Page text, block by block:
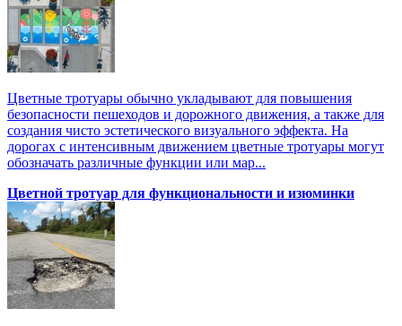
Цветные тротуары обычно укладывают для повышения
безопасности пешеходов и дорожного движения, а также для
создания чисто эстетического визуального эффекта. На
дорогах с интенсивным движением цветные тротуары могут
обозначать различные функции или мар...
Цветной тротуар для функциональности и изюминки